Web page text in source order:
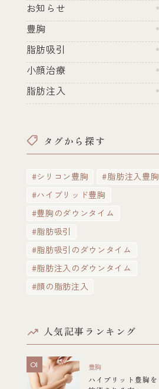
お知らせ
豊胸
脂肪吸引
小顔治療
脂肪注入
タグから探す
#シリコン豊胸
#脂肪注入豊胸
#ハイブリッド豊胸
#豊胸のダウンタイム
#脂肪吸引
#脂肪吸引のダウンタイム
#脂肪注入のダウンタイム
#顔の脂肪注入
人気記事ランキング
豊胸
ハイブリット豊胸を